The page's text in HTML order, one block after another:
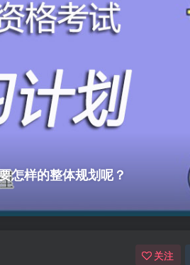
怎样的整体规划呢？
关注